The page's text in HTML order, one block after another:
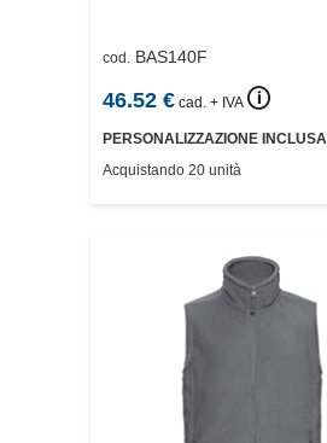
cod. BAS140F
46.52 € cad. + IVA 🛈
PERSONALIZZAZIONE INCLUSA
Acquistando 20 unità